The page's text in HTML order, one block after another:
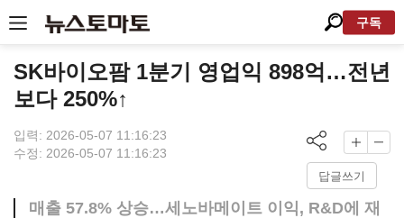
구독
SK바이오팜 1분기 영업익 898억…전년
보다 250%↑
입력: 2026-05-07 11:16:23
수정: 2026-05-07 11:16:23
답글쓰기
매출 57.8% 상승…세노바메이트 이익, R&D에 재